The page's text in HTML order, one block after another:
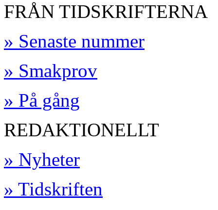
FRÅN TIDSKRIFTERNA
» Senaste nummer
» Smakprov
» På gång
REDAKTIONELLT
» Nyheter
» Tidskriften